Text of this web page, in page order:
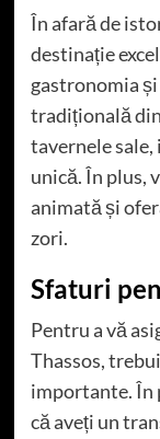
În afară de
destinație
gastronomia și
tradițională
tavernele
unică. În plus,
animată și
zori.
Sfaturi
Pentru a vă
Thassos,
importante. În
că aveți un